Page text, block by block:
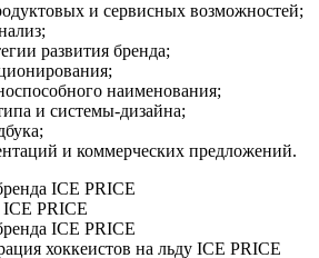
и сервисных возможностей;
развития бренда;
наименования;
и системы-дизайна;
и коммерческих предложений.